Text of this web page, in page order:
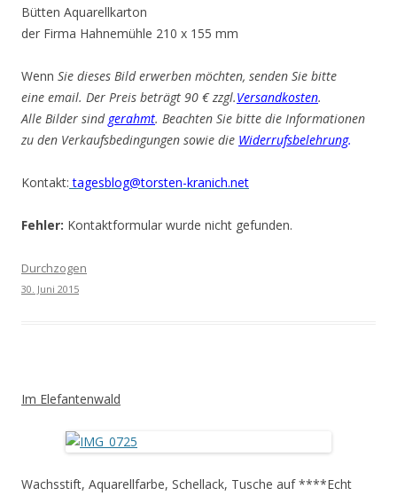
Bütten Aquarellkarton
der Firma Hahnemühle 210 x 155 mm
Wenn Sie dieses Bild erwerben möchten, senden Sie bitte
eine email. Der Preis beträgt 90 € zzgl.Versandkosten.
Alle Bilder sind gerahmt. Beachten Sie bitte die Informationen
zu den Verkaufsbedingungen sowie die Widerrufsbelehrung.
Kontakt: tagesblog@torsten-kranich.net
Fehler: Kontaktformular wurde nicht gefunden.
Durchzogen
30. Juni 2015
Im Elefantenwald
Wachsstift, Aquarellfarbe, Schellack, Tusche auf ****Echt